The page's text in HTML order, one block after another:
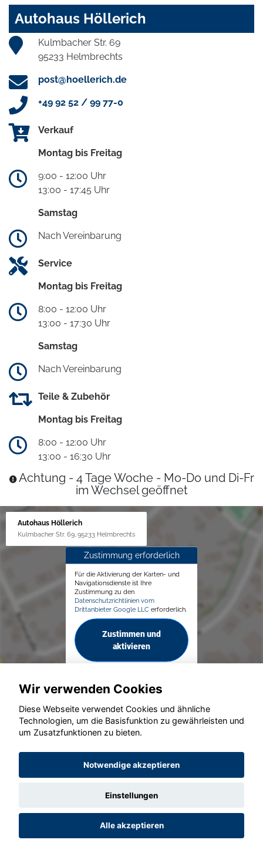
Autohaus Höllerich
Kulmbacher Str. 69
95233 Helmbrechts
post@hoellerich.de
+49 92 52 / 99 77-0
Verkauf
Montag bis Freitag
9:00 - 12:00 Uhr
13:00 - 17:45 Uhr
Samstag
Nach Vereinbarung
Service
Montag bis Freitag
8:00 - 12:00 Uhr
13:00 - 17:30 Uhr
Samstag
Nach Vereinbarung
Teile & Zubehör
Montag bis Freitag
8:00 - 12:00 Uhr
13:00 - 16:30 Uhr
Achtung - 4 Tage Woche - Mo-Do und Di-Fr
im Wechsel geöffnet
Autohaus Höllerich
Kulmbacher Str. 69, 95233 Helmbrechts
Zustimmung erforderlich
Für die Aktivierung der Karten- und
Navigationsdienste ist Ihre
Zustimmung zu den
Datenschutzrichtlinien vom
Drittanbieter Google LLC erforderlich.
Zustimmen und
aktivieren
© konjunkturmotor.de GmbH 2020 - 2026
Wir verwenden Cookies
Diese Webseite verwendet Cookies und ähnliche
Technologien, um die Basisfunktion zu gewährleisten und
um Zusatzfunktionen zu bieten.
Notwendige akzeptieren
Einstellungen
Alle akzeptieren